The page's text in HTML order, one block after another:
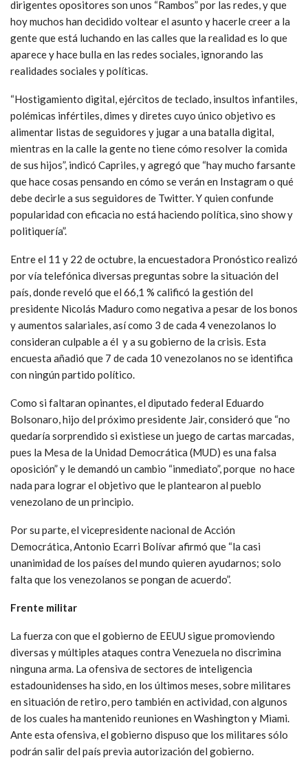
dirigentes opositores son unos “Rambos” por las redes, y que
hoy muchos han decidido voltear el asunto y hacerle creer a la
gente que está luchando en las calles que la realidad es lo que
aparece y hace bulla en las redes sociales, ignorando las
realidades sociales y políticas.
“Hostigamiento digital, ejércitos de teclado, insultos infantiles,
polémicas infértiles, dimes y diretes cuyo único objetivo es
alimentar listas de seguidores y jugar a una batalla digital,
mientras en la calle la gente no tiene cómo resolver la comida
de sus hijos”, indicó Capriles, y agregó que “hay mucho farsante
que hace cosas pensando en cómo se verán en Instagram o qué
debe decirle a sus seguidores de Twitter. Y quien confunde
popularidad con eficacia no está haciendo política, sino show y
politiquería”.
Entre el 11 y 22 de octubre, la encuestadora Pronóstico realizó
por vía telefónica diversas preguntas sobre la situación del
país, donde reveló que el 66,1 % calificó la gestión del
presidente Nicolás Maduro como negativa a pesar de los bonos
y aumentos salariales, así como 3 de cada 4 venezolanos lo
consideran culpable a él y a su gobierno de la crisis. Esta
encuesta añadió que 7 de cada 10 venezolanos no se identifica
con ningún partido político.
Como si faltaran opinantes, el diputado federal Eduardo
Bolsonaro, hijo del próximo presidente Jair, consideró que “no
quedaría sorprendido si existiese un juego de cartas marcadas,
pues la Mesa de la Unidad Democrática (MUD) es una falsa
oposición” y le demandó un cambio “inmediato”, porque no hace
nada para lograr el objetivo que le plantearon al pueblo
venezolano de un principio.
Por su parte, el vicepresidente nacional de Acción
Democrática, Antonio Ecarri Bolívar afirmó que “la casi
unanimidad de los países del mundo quieren ayudarnos; solo
falta que los venezolanos se pongan de acuerdo”.
Frente militar
La fuerza con que el gobierno de EEUU sigue promoviendo
diversas y múltiples ataques contra Venezuela no discrimina
ninguna arma. La ofensiva de sectores de inteligencia
estadounidenses ha sido, en los últimos meses, sobre militares
en situación de retiro, pero también en actividad, con algunos
de los cuales ha mantenido reuniones en Washington y Miami.
Ante esta ofensiva, el gobierno dispuso que los militares sólo
podrán salir del país previa autorización del gobierno.